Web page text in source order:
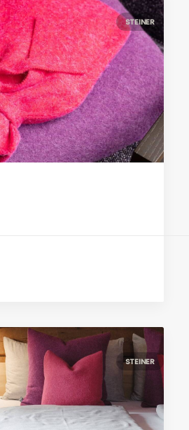
STEINER
STEINER